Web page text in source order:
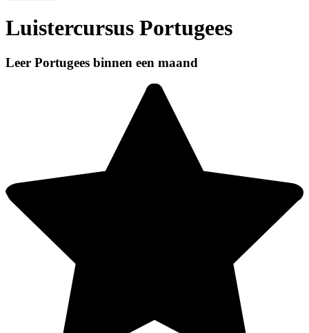
Luistercursus Portugees
Leer Portugees binnen een maand